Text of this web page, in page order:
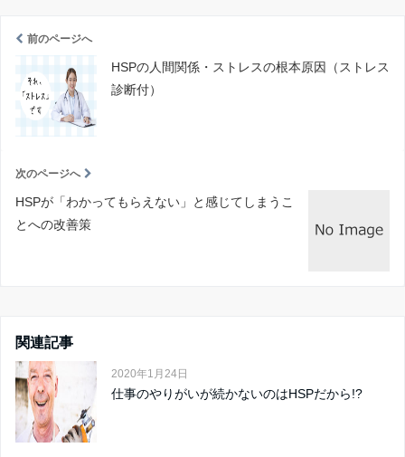
前のページへ
HSPの人間関係・ストレスの根本原因（ストレス
診断付）
次のページへ
HSPが「わかってもらえない」と感じてしまうこ
とへの改善策
関連記事
2020年1月24日
仕事のやりがいが続かないのはHSPだから!?